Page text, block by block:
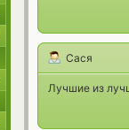
Сася
Лучшие из